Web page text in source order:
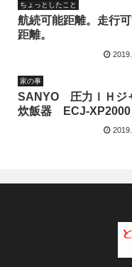
ちょっとしたこと
航続可能距離。走行
距離。
家の事
SANYO 圧力ＩＨジ
炊飯器 ECJ-XP2000